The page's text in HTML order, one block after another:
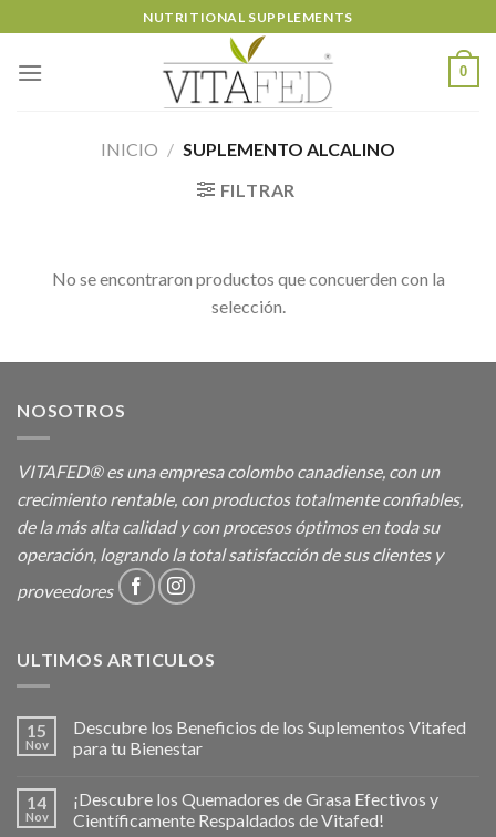
to
content
NUTRITIONAL SUPPLEMENTS
0
INICIO / SUPLEMENTO ALCALINO
FILTRAR
No se encontraron productos que concuerden con la
selección.
NOSOTROS
VITAFED® es una empresa colombo canadiense, con un
crecimiento rentable, con productos totalmente confiables,
de la más alta calidad y con procesos óptimos en toda su
operación, logrando la total satisfacción de sus clientes y
proveedores
ULTIMOS ARTICULOS
15
Nov
Descubre los Beneficios de los Suplementos Vitafed
para tu Bienestar
14
Nov
¡Descubre los Quemadores de Grasa Efectivos y
Científicamente Respaldados de Vitafed!